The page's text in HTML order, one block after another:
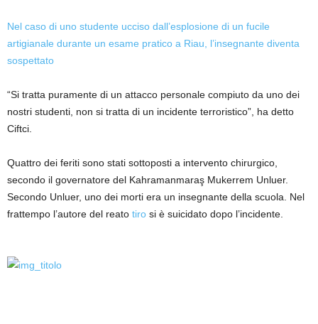
Nel caso di uno studente ucciso dall’esplosione di un fucile
artigianale durante un esame pratico a Riau, l’insegnante diventa
sospettato
“Si tratta puramente di un attacco personale compiuto da uno dei
nostri studenti, non si tratta di un incidente terroristico”, ha detto
Ciftci.
Quattro dei feriti sono stati sottoposti a intervento chirurgico,
secondo il governatore del Kahramanmaraş Mukerrem Unluer.
Secondo Unluer, uno dei morti era un insegnante della scuola. Nel
frattempo l’autore del reato tiro si è suicidato dopo l’incidente.